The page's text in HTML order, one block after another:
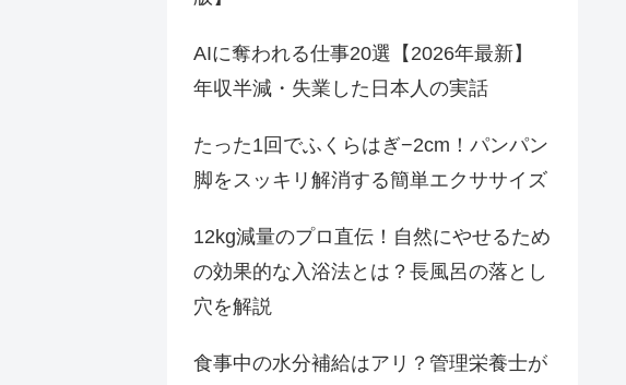
AIに奪われる仕事20選【2026年最新】
年収半減・失業した日本人の実話
たった1回でふくらはぎ−2cm！パンパン
脚をスッキリ解消する簡単エクササイズ
12kg減量のプロ直伝！自然にやせるため
の効果的な入浴法とは？長風呂の落とし
穴を解説
食事中の水分補給はアリ？管理栄養士が